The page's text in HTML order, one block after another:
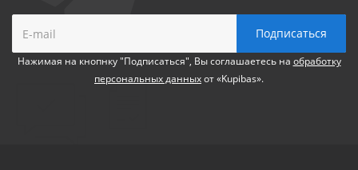
Нажимая на кнопнку "Подписаться", Вы соглашаетесь на обработку
персональных данныхот «Kupibas».